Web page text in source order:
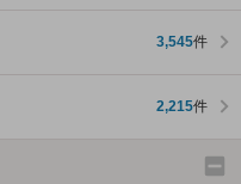
3,545件
2,215件